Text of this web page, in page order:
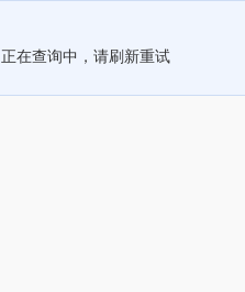
正在查询中，请刷新重试